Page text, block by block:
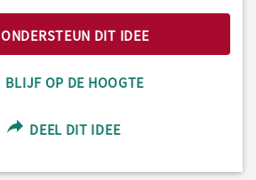
ONDERSTEUN DIT IDEE
BLIJF OP DE HOOGTE
DEEL DIT IDEE